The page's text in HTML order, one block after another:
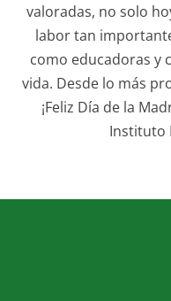
valoradas, no solo
labor tan
como educadoras y
vida. Desde lo más
¡Feliz Día de la
Instituto